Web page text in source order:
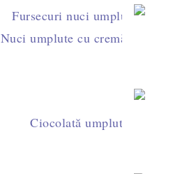
Nuci umplute cu cremă de
Ciocolată umplută cu unt de